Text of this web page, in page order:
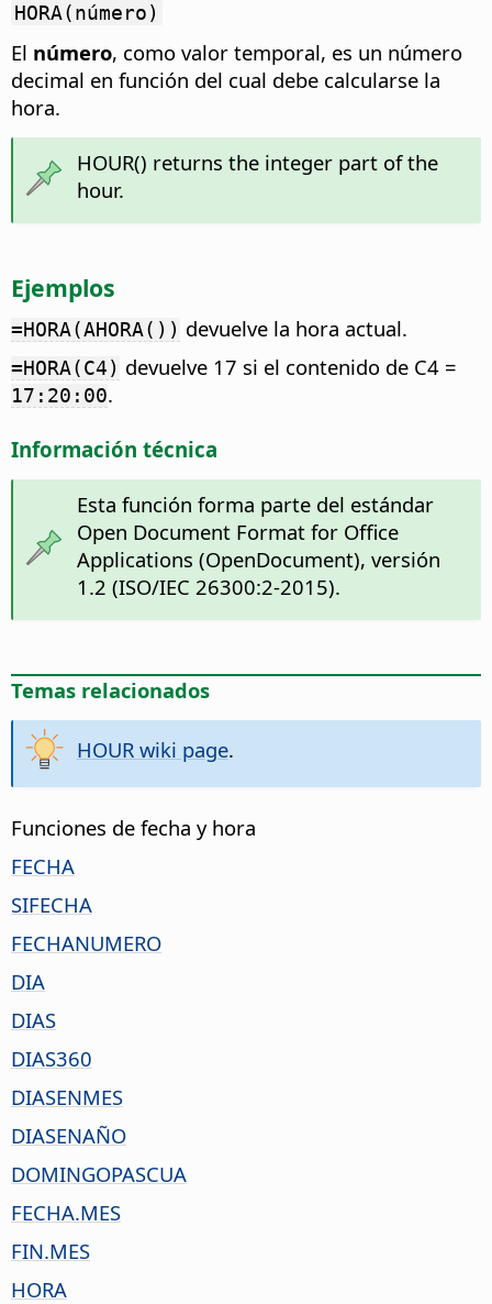
HORA(número)
El número, como valor temporal, es un número
decimal en función del cual debe calcularse la
hora.
HOUR() returns the integer part of the
hour.
Ejemplos
=HORA(AHORA()) devuelve la hora actual.
=HORA(C4) devuelve 17 si el contenido de C4 =
17:20:00.
Información técnica
Esta función forma parte del estándar
Open Document Format for Office
Applications (OpenDocument), versión
1.2 (ISO/IEC 26300:2-2015).
Temas relacionados
HOUR wiki page.
Funciones de fecha y hora
FECHA
SIFECHA
FECHANUMERO
DIA
DIAS
DIAS360
DIASENMES
DIASENAÑO
DOMINGOPASCUA
FECHA.MES
FIN.MES
HORA